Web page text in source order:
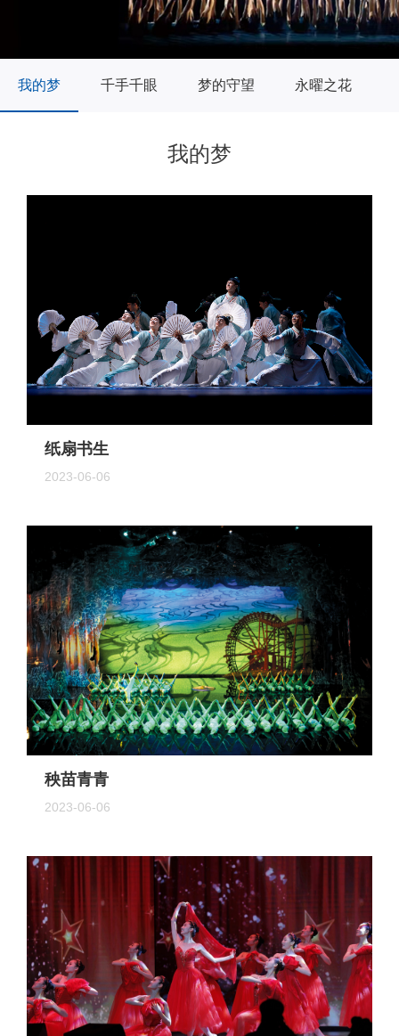
我的梦 千手千眼 梦的守望 永曜之花
我的梦
纸扇书生
2023-06-06
秧苗青青
2023-06-06